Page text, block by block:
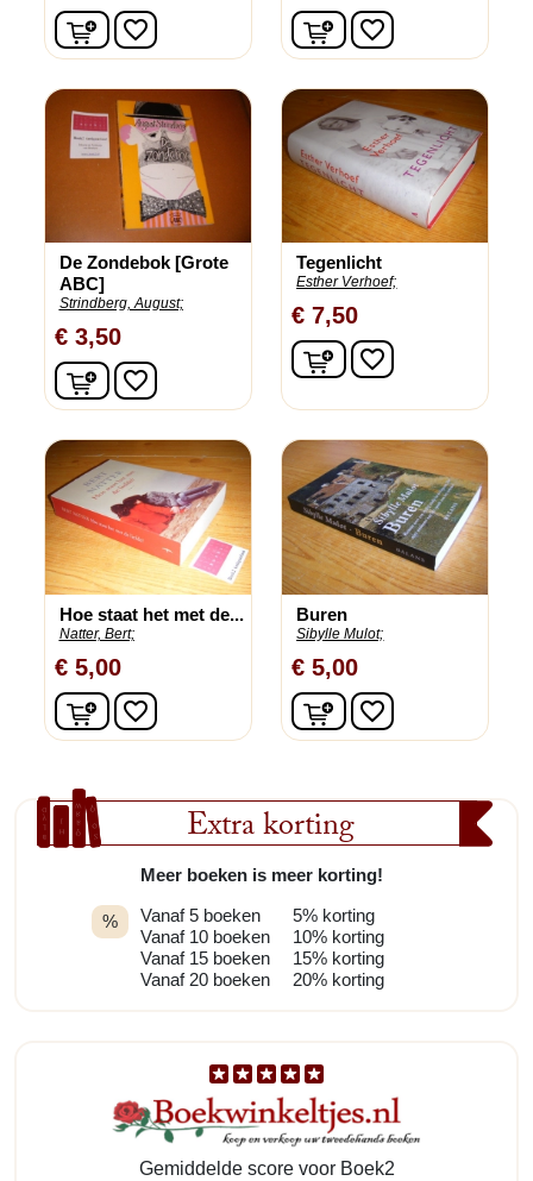
Extra korting
%
Meer boeken is meer korting!
Vanaf 5 boeken
Vanaf 10 boeken
Vanaf 15 boeken
Vanaf 20 boeken
5% korting
10% korting
15% korting
20% korting
Gemiddelde score voor Boek2
In winkelwagen
favorite_border In winkelwagen
favorite_border
De Zondebok [Grote
ABC]
Strindberg, August;
€ 3,50
In winkelwagen
favorite_border
Tegenlicht
Esther Verhoef;
€ 7,50
In winkelwagen
favorite_border
Hoe staat het met de...
Natter, Bert;
€ 5,00
In winkelwagen
favorite_border
Buren
Sibylle Mulot;
€ 5,00
In winkelwagen
favorite_border